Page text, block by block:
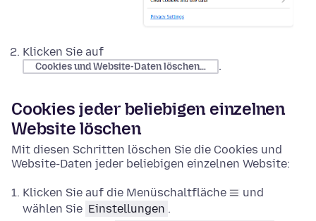
Klicken Sie auf
Cookies und Website-Daten löschen… .
Cookies jeder beliebigen einzelnen
Website löschen
Mit diesen Schritten löschen Sie die Cookies und
Website-Daten jeder beliebigen einzelnen Website:
Klicken Sie auf die Menüschaltfläche
und
wählen Sie Einstellungen .